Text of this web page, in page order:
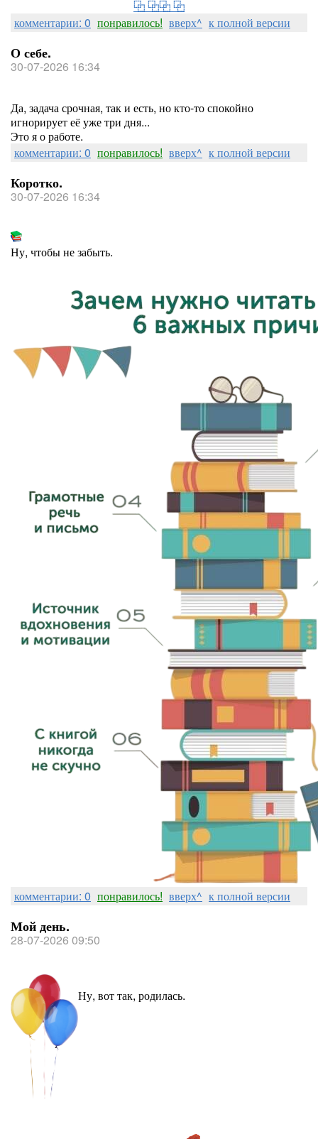
⿻ ⿻⿻ ⿻
комментарии: 0 понравилось! вверх^ к полной версии
О себе.
30-07-2026 16:34
Да, задача срочная, так и есть, но кто-то спокойно
игнорирует её уже три дня...
Это я о работе.
комментарии: 0 понравилось! вверх^ к полной версии
Коротко.
30-07-2026 16:34
Ну, чтобы не забыть.
комментарии: 0 понравилось! вверх^ к полной версии
Мой день.
28-07-2026 09:50
Ну, вот так, родилась.